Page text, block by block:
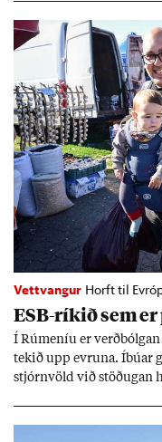
Vettvangur Horft til
ESB-rík­ið sem
Í Rúm­en­íu er
tek­ið upp evr­una. Íbú­ar
stjórn­völd við stöð­ug­an